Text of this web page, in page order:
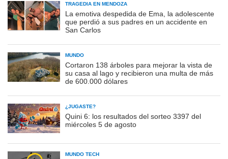
TRAGEDIA EN MENDOZA
La emotiva despedida de Ema, la adolescente
que perdió a sus padres en un accidente en
San Carlos
MUNDO
Cortaron 138 árboles para mejorar la vista de
su casa al lago y recibieron una multa de más
de 600.000 dólares
¿JUGASTE?
Quini 6: los resultados del sorteo 3397 del
miércoles 5 de agosto
MUNDO TECH